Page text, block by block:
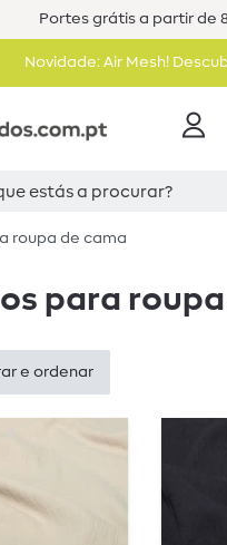
Portes grátis a partir de
Novidade: Air Mesh!
roupa de cama
para
e ordenar